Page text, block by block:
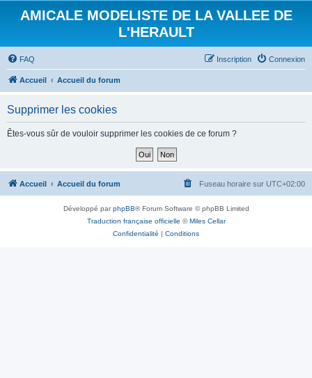
AMICALE MODELISTE DE LA VALLEE DE
L'HERAULT
FAQ Connexion
Inscription
Accueil Accueil du forum
Supprimer les cookies
Êtes-vous sûr de vouloir supprimer les cookies de ce forum ?
Accueil Accueil du forum Fuseau horaire sur UTC+02:00
Développé parphpBB® Forum Software © phpBB Limited
Traduction française officielle ©Miles Cellar
Confidentialité | Conditions